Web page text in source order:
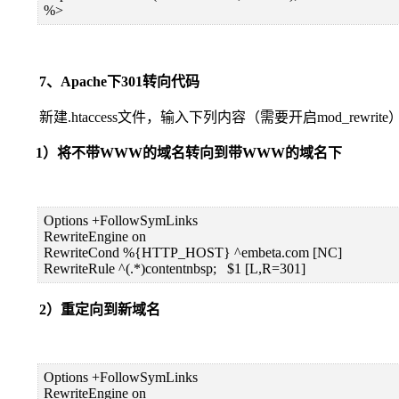
%>
7、Apache下301转向代码
新建.htaccess文件，输入下列内容（需要开启mod_rewrite
1）将不带WWW的域名转向到带WWW的域名下
Options +FollowSymLinks
RewriteEngine on
RewriteCond %{HTTP_HOST} ^embeta.com [NC]
RewriteRule ^(.*)contentnbsp; $1 [L,R=301]
2）重定向到新域名
Options +FollowSymLinks
RewriteEngine on